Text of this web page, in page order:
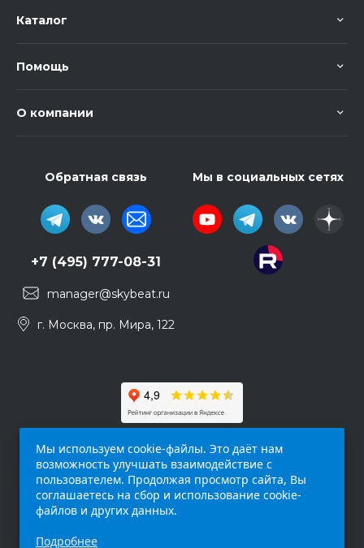
Каталог
Помощь
О компании
Обратная связь
+7 (495) 777-08-31
manager@skybeat.ru
г. Москва, пр. Мира, 122
Мы в социальных сетях
интернет-сайт (
Мы используем cookie-файлы. Это даёт нам
возможность улучшать взаимодействие с
пользователем. Продолжая просмотр сайта, Вы
соглашаетесь на сбор и использование cookie-
файлов и других данных.
Подробнее